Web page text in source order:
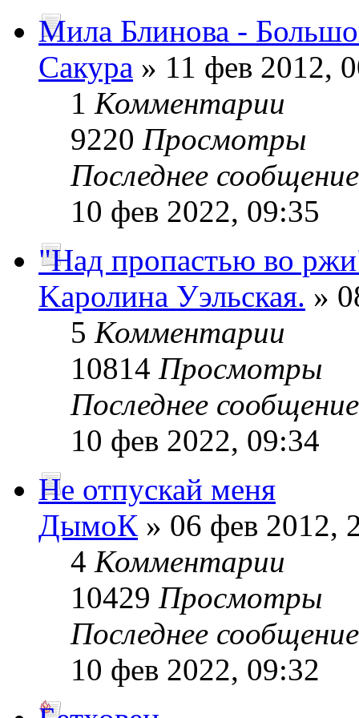
Мила Блинова -
Сакура » 11 фев 2012,
1 Комментарии
9220 Просмотры
Последнее
10 фев 2022, 09:35
"Над пропастью во
Kaролина Уэльская. »
5 Комментарии
10814 Просмотры
Последнее
10 фев 2022, 09:34
Не отпускай меня
ДымоК » 06 фев 2012,
4 Комментарии
10429 Просмотры
Последнее
10 фев 2022, 09:32